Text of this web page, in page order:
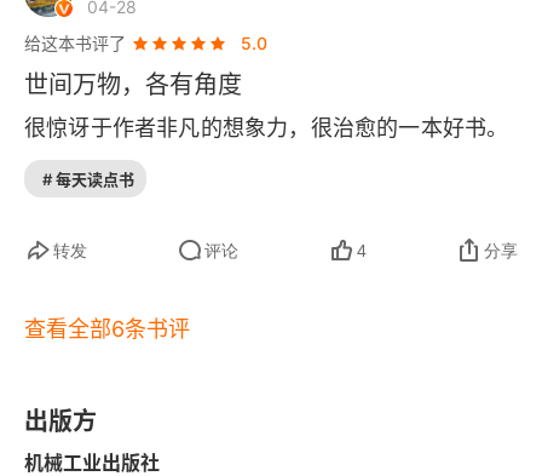
04-28
给这本书评了
5.0
世间万物，各有角度
很惊讶于作者非凡的想象力，很治愈的一本好书。
# 每天读点书
转发 评论 4 分享
查看全部6条书评
出版方
机械工业出版社